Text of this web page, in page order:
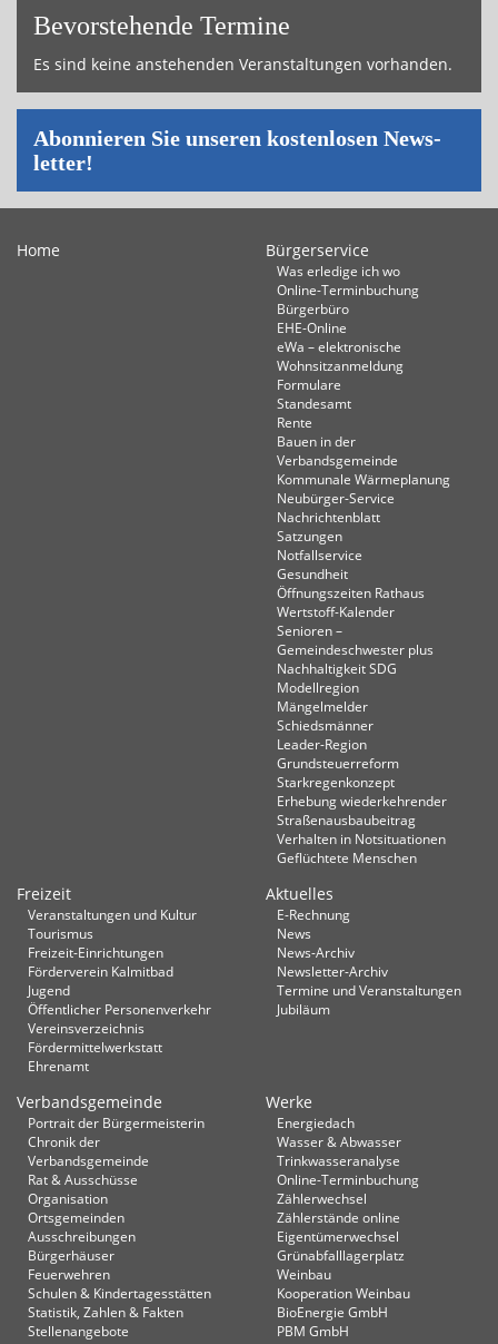
Bevor­ste­hende Ter­mi­ne
Es sind keine an­ste­hen­den Ver­an­stal­tun­gen vor­han­den.
Abon­nie­ren Sie un­se­ren kos­ten­lo­sen News­
let­ter!
Home Bürgerservice
Was erledige ich wo
Online-Terminbuchung
Bürgerbüro
EHE-Online
eWa – elektronische
Wohnsitzanmeldung
Formulare
Standesamt
Rente
Bauen in der
Verbandsgemeinde
Kommunale Wärmeplanung
Neubürger-Service
Nachrichtenblatt
Satzungen
Notfallservice
Gesundheit
Öffnungszeiten Rathaus
Wertstoff-Kalender
Senioren –
Gemeindeschwester plus
Nachhaltigkeit SDG
Modellregion
Mängelmelder
Schiedsmänner
Leader-Region
Grundsteuerreform
Starkregenkonzept
Erhebung wiederkehrender
Straßenausbaubeitrag
Verhalten in Not­situationen
Geflüchtete Menschen
Freizeit
Veranstaltungen und Kultur
Tourismus
Freizeit-Einrichtungen
Förderverein Kalmitbad
Jugend
Öffentlicher Personenverkehr
Vereinsverzeichnis
Fördermittelwerkstatt
Ehrenamt
Aktuelles
E-Rechnung
News
News-Archiv
Newsletter-Archiv
Termine und Veranstaltungen
Jubiläum
Verbandsgemeinde
Portrait der Bürgermeisterin
Chronik der
Verbandsgemeinde
Rat & Ausschüsse
Organisation
Ortsgemeinden
Ausschreibungen
Bürgerhäuser
Feuerwehren
Schulen & Kindertagesstätten
Statistik, Zahlen & Fakten
Stellenangebote
Werke
Energiedach
Wasser & Abwasser
Trinkwasseranalyse
Online-Terminbuchung
Zählerwechsel
Zählerstände online
Eigentümerwechsel
Grünabfalllagerplatz
Weinbau
Kooperation Weinbau
BioEnergie GmbH
PBM GmbH